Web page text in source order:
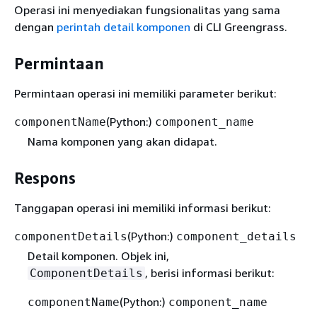
Operasi ini menyediakan fungsionalitas yang sama
dengan perintah detail komponen di CLI Greengrass.
Permintaan
Permintaan operasi ini memiliki parameter berikut:
componentName(Python:) component_name
Nama komponen yang akan didapat.
Respons
Tanggapan operasi ini memiliki informasi berikut:
componentDetails(Python:) component_details
Detail komponen. Objek ini,
ComponentDetails , berisi informasi berikut:
componentName(Python:) component_name